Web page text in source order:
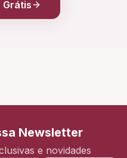
Grátis
Newsletter
e novidades